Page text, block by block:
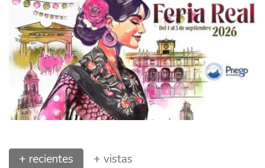
+ recientes + vistas